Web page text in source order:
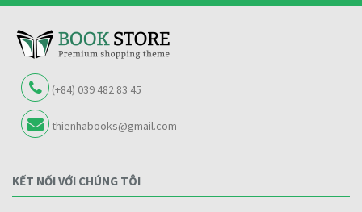
(+84) 039 482 83 45
thienhabooks@gmail.com
KẾT NỐI VỚI CHÚNG TÔI